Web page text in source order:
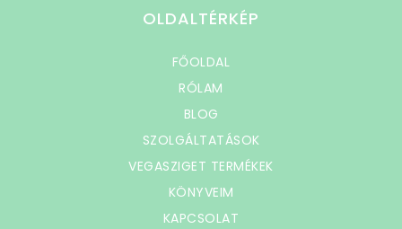
OLDALTÉRKÉP
FŐOLDAL
RÓLAM
BLOG
SZOLGÁLTATÁSOK
VEGASZIGET TERMÉKEK
KÖNYVEIM
KAPCSOLAT